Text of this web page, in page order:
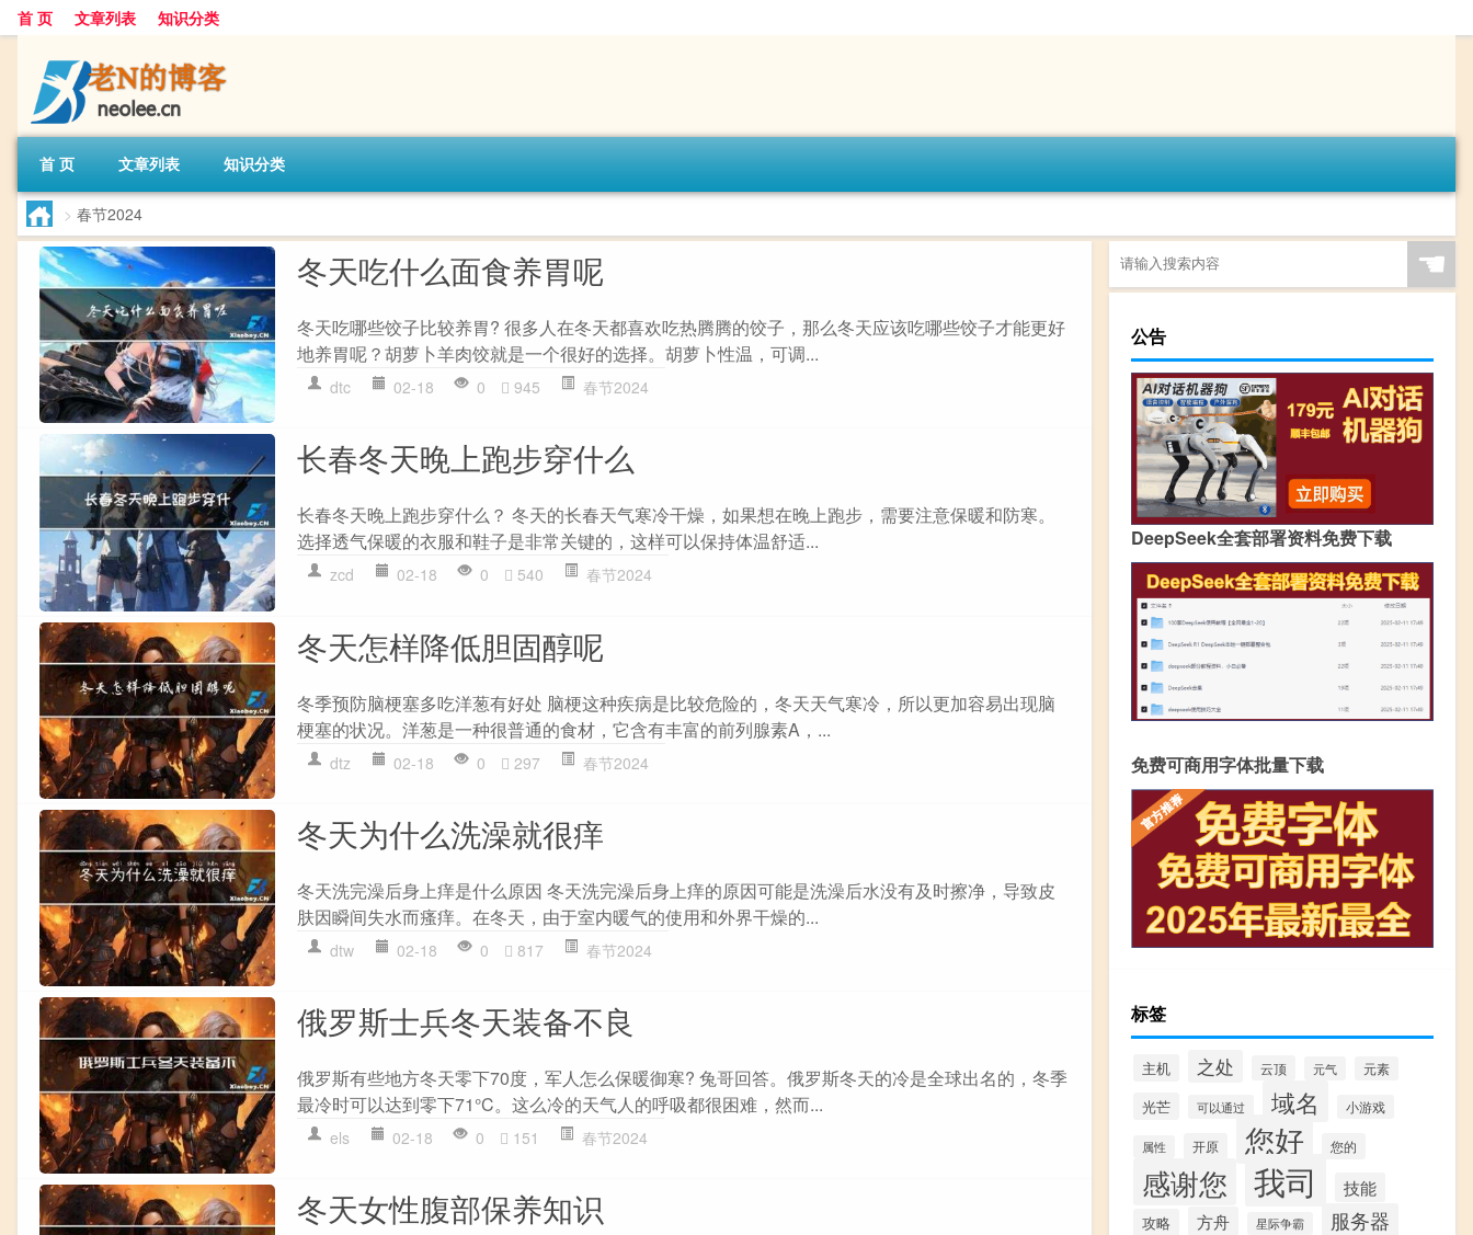
首 页 文章列表 知识分类
首 页 文章列表 知识分类
> 春节2024
冬天吃什么面食养胃呢
冬天吃哪些饺子比较养胃? 很多人在冬天都喜欢吃热腾腾的饺子，那么冬天应该吃哪些饺子才能更好
地养胃呢？胡萝卜羊肉饺就是一个很好的选择。胡萝卜性温，可调...
dtc 02-18 0 945 春节2024
长春冬天晚上跑步穿什么
长春冬天晚上跑步穿什么？ 冬天的长春天气寒冷干燥，如果想在晚上跑步，需要注意保暖和防寒。
选择透气保暖的衣服和鞋子是非常关键的，这样可以保持体温舒适...
zcd 02-18 0 540 春节2024
冬天怎样降低胆固醇呢
冬季预防脑梗塞多吃洋葱有好处 脑梗这种疾病是比较危险的，冬天天气寒冷，所以更加容易出现脑
梗塞的状况。洋葱是一种很普通的食材，它含有丰富的前列腺素A，...
dtz 02-18 0 297 春节2024
冬天为什么洗澡就很痒
冬天洗完澡后身上痒是什么原因 冬天洗完澡后身上痒的原因可能是洗澡后水没有及时擦净，导致皮
肤因瞬间失水而瘙痒。在冬天，由于室内暖气的使用和外界干燥的...
dtw 02-18 0 817 春节2024
俄罗斯士兵冬天装备不良
俄罗斯有些地方冬天零下70度，军人怎么保暖御寒? 兔哥回答。俄罗斯冬天的冷是全球出名的，冬季
最冷时可以达到零下71°C。这么冷的天气人的呼吸都很困难，然而...
els 02-18 0 151 春节2024
冬天女性腹部保养知识
☚
公告
DeepSeek全套部署资料免费下载
免费可商用字体批量下载
标签
主机 之处 云顶 元气 元素
光芒 可以通过 域名 小游戏
属性 开原 您好 您的
感谢您 我司 技能
攻略 方舟 星际争霸 服务器